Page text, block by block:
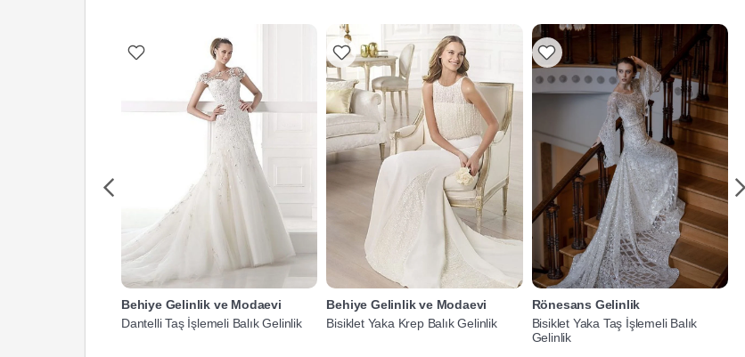
Behiye Gelinlik ve Modaevi
Dantelli Taş İşlemeli Balık Gelinlik
Behiye Gelinlik ve Modaevi
Bisiklet Yaka Krep Balık Gelinlik
Rönesans Gelinlik
Bisiklet Yaka Taş İşlemeli Balık
Gelinlik